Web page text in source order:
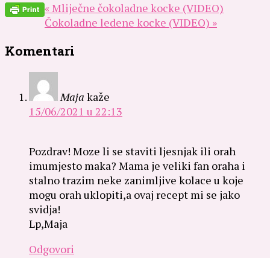
« Mliječne čokoladne kocke (VIDEO)
Čokoladne ledene kocke (VIDEO) »
Komentari
Maja kaže
15/06/2021 u 22:13
Pozdrav! Moze li se staviti ljesnjak ili orah
imumjesto maka? Mama je veliki fan oraha i
stalno trazim neke zanimljive kolace u koje
mogu orah uklopiti,a ovaj recept mi se jako
svidja!
Lp,Maja
Odgovori